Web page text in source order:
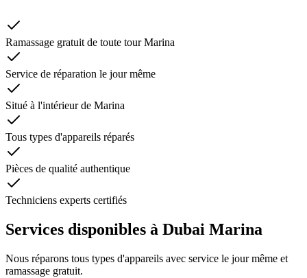
Ramassage gratuit de toute tour Marina
Service de réparation le jour même
Situé à l'intérieur de Marina
Tous types d'appareils réparés
Pièces de qualité authentique
Techniciens experts certifiés
Services disponibles à Dubai Marina
Nous réparons tous types d'appareils avec service le jour même et
ramassage gratuit.